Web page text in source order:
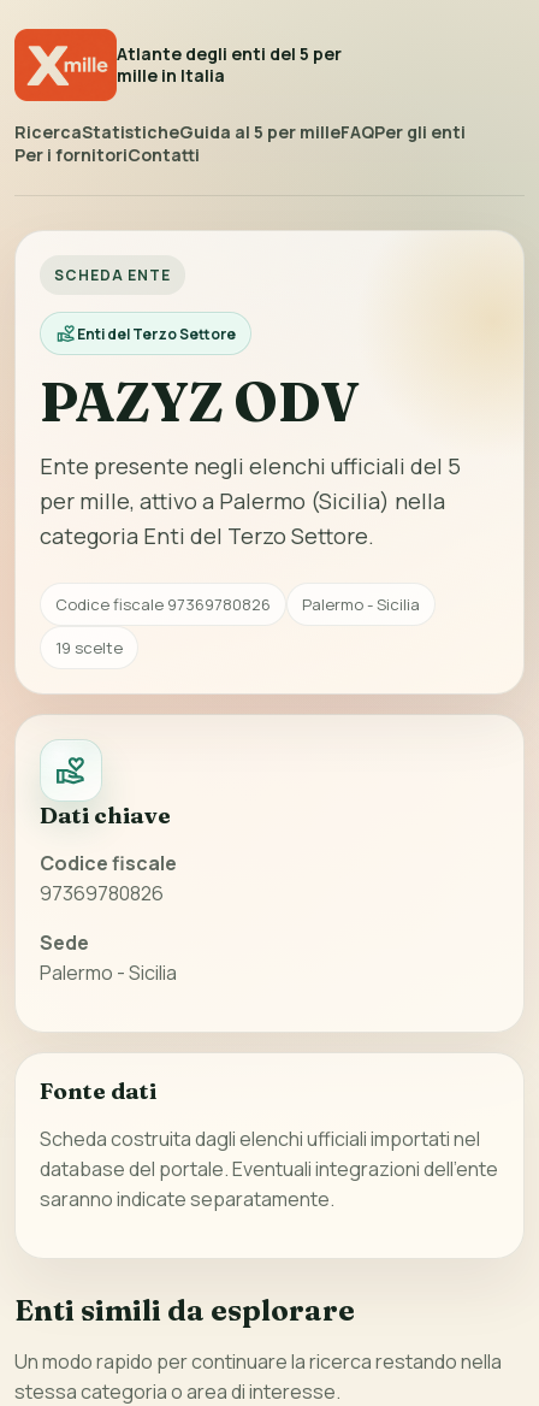
Atlante degli enti del 5 per
mille in Italia
RicercaStatisticheGuida al 5 per milleFAQPer gli enti
Per i fornitoriContatti
SCHEDA ENTE
Enti del Terzo Settore
PAZYZ ODV
Ente presente negli elenchi ufficiali del 5
per mille, attivo a Palermo (Sicilia) nella
categoria Enti del Terzo Settore.
Codice fiscale 97369780826
Palermo - Sicilia
19 scelte
Dati chiave
Codice fiscale
97369780826
Sede
Palermo - Sicilia
Fonte dati
Scheda costruita dagli elenchi ufficiali importati nel
database del portale. Eventuali integrazioni dell’ente
saranno indicate separatamente.
Enti simili da esplorare
Un modo rapido per continuare la ricerca restando nella
stessa categoria o area di interesse.